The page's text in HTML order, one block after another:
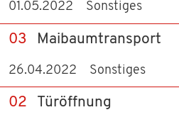
01.05.2022 Sonstiges
26.04.2022 Sonstiges
03 Maibaumtransport
02 Türöffnung